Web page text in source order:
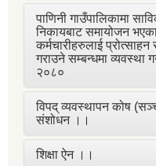
पाणिनी गाउँपालिकामा
निकायबाट समायोजन
कर्मचारीहरुलाई
गराउने सम्बन्धमा व्यवस्था
२०८०
विपद् व्यवस्थापन कोष
संशोधन ।।
शिक्षा ऐन ।।